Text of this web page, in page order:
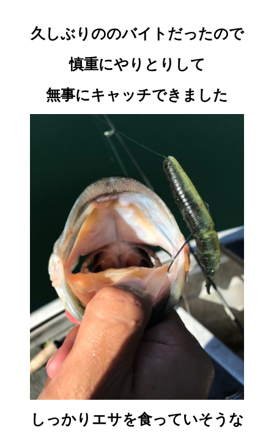
久しぶりののバイトだったので
慎重にやりとりして
無事にキャッチできました
しっかりエサを食っていそうな